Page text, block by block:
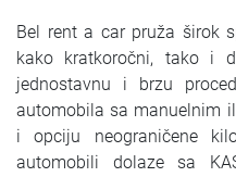
Bel rent a car pruža širok
kako kratkoročni, tako i
jednostavnu i brzu
automobila sa manuelnim
i opciju neograničene
automobili dolaze sa